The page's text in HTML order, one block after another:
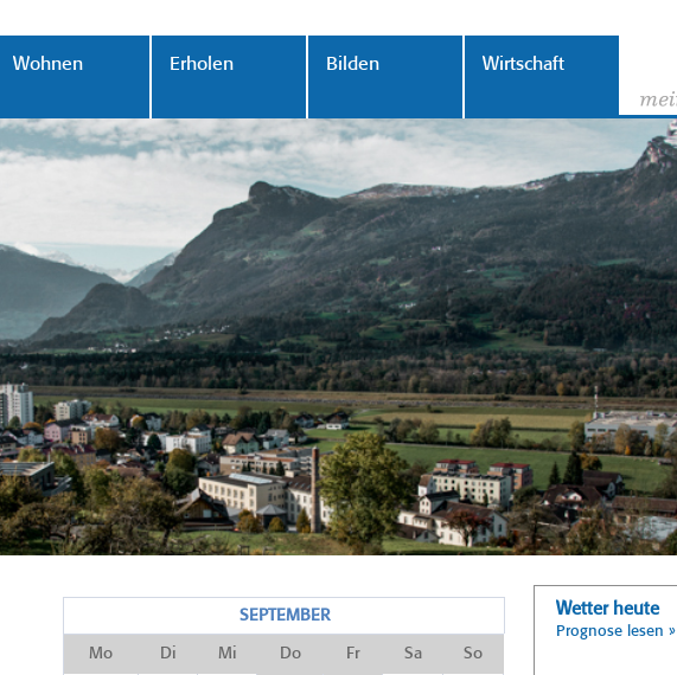
Wohnen Erholen Bilden Wirtschaft
SEPTEMBER
Mo Di Mi Do Fr Sa So
Wetter heute
Prognose lesen »